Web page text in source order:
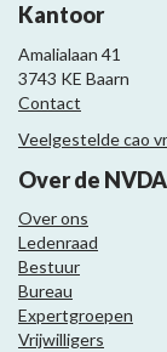
Kantoor
Amalialaan 41
3743 KE Baarn
Contact
Veelgestelde cao
Over de NVDA
Over ons
Ledenraad
Bestuur
Bureau
Expertgroepen
Vrijwilligers